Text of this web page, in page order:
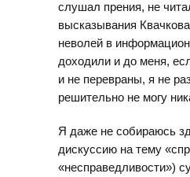
слушал прения, не
высказывания
неволей в
доходили и до меня,
и не перевраны, я не
решительно не могу
Я даже не собираюсь
дискуссию на тему
«несправедливости»)